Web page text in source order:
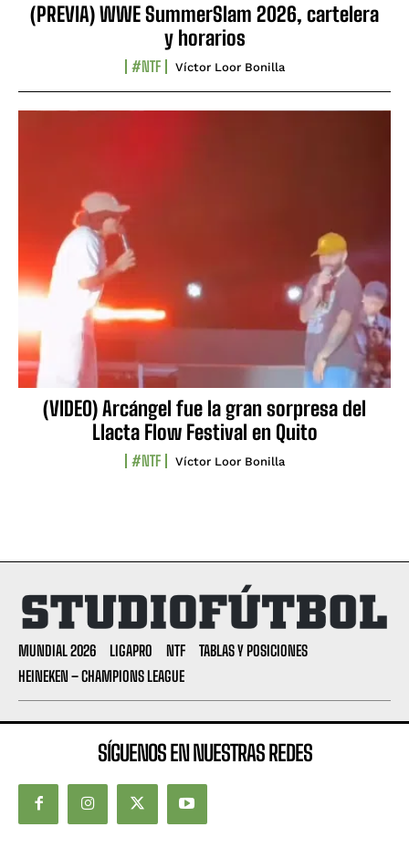
(PREVIA) WWE SummerSlam 2026, cartelera
y horarios
#NTF Víctor Loor Bonilla
(VIDEO) Arcángel fue la gran sorpresa del
Llacta Flow Festival en Quito
#NTF Víctor Loor Bonilla
MUNDIAL 2026 LIGAPRO NTF
TABLAS Y POSICIONES
HEINEKEN – CHAMPIONS LEAGUE
SÍGUENOS EN NUESTRAS REDES